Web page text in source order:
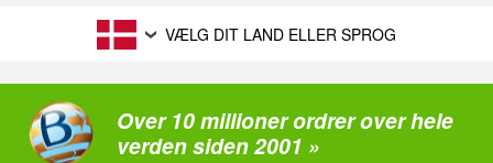
VÆLG DIT LAND ELLER SPROG
Over 10 millioner ordrer over hele
verden siden 2001 »